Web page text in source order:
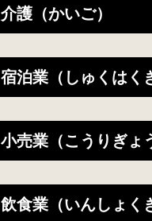
介護（かいご）
宿泊業（しゅくはく
小売業（こうりぎょ
飲食業（いんしょく